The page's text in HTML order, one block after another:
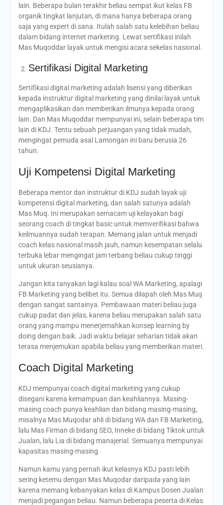
lain. Beberapa bulan terakhir beliau sempat ikut kelas FB
organik tingkat lanjutan, di mana hanya beberapa orang
saja yang expert di sana. Itulah salah satu kelebihan beliau
dalam bidang internet marketing. Lewat sertifikasi inilah
Mas Muqoddar layak untuk mengisi acara sekelas nasional.
Sertifikasi Digital Marketing
Sertifikasi digital marketing adalah lisensi yang diberikan
kepada instruktur digital marketing yang dinilai layak untuk
mengaplikasikan dan memberikan ilmunya kepada orang
lain. Dan Mas Muqoddar mempunyai ini, selain beberapa tim
lain di KDJ. Tentu sebuah perjuangan yang tidak mudah,
mengingat pemuda asal Lamongan ini baru berusia 26
tahun.
Uji Kompetensi Digital Marketing
Beberapa mentor dan instruktur di KDJ sudah layak uji
kompetensi digital marketing, dan salah satunya adalah
Mas Muq. Ini merupakan semacam uji kelayakan bagi
seorang coach di tingkat basic untuk memverifikasi bahwa
keilmuannya sudah terapan. Memang jalan untuk menjadi
coach kelas nasional masih jauh, namun kesempatan selalu
terbuka lebar mengingat jam terbang beliau cukup tinggi
untuk ukuran seusianya.
Jangan kita tanyakan lagi kalau soal WA Marketing, apalagi
FB Marketing yang belibet itu. Semua dilapah oleh Mas Muq
dengan sangat santainya. Pembawaan materi beliau juga
cukup padat dan jelas, karena beliau merupakan salah satu
orang yang mampu menerjemahkan konsep learning by
doing dengan baik. Jadi waktu belajar seharian tidak akan
terasa menjemukan apabila beliau yang memberikan materi.
Coach Digital Marketing
KDJ mempunyai coach digital marketing yang cukup
disegani karena kemampuan dan keahliannya. Masing-
masing coach punya keahlian dan bidang masing-masing,
misalnya Mas Muqodar ahli di bidang WA dan FB Marketing,
lalu Mas Firman di bidang SEO, Inneke di bidang Tiktok untuk
Jualan, lalu Lia di bidang manajerial. Semuanya mempunyai
kapasitas masing-masing.
Namun kamu yang pernah ikut kelasnya KDJ pasti lebih
sering ketemu dengan Mas Muqodar daripada yang lain
karena memang kebanyakan kelas di Kampus Dosen Jualan
menjadi pegangan beliau. Namun beberapa peserta di Kelas